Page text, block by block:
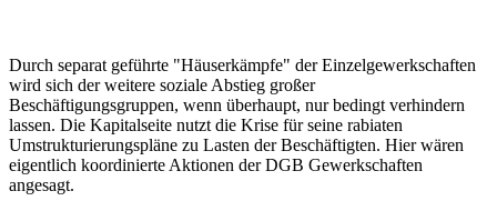
Durch separat geführte "Häuserkämpfe" der Einzelgewerkschaften
wird sich der weitere soziale Abstieg großer
Beschäftigungsgruppen, wenn überhaupt, nur bedingt verhindern
lassen. Die Kapitalseite nutzt die Krise für seine rabiaten
Umstrukturierungspläne zu Lasten der Beschäftigten. Hier wären
eigentlich koordinierte Aktionen der DGB Gewerkschaften
angesagt.